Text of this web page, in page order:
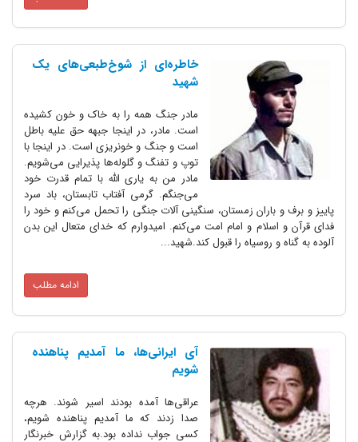
خاطره‌ای از شوخ‌طبعی‌های یک
شهید
مادر جنگ همه را به خاک و خون کشیده
است. مادر، در اینجا جبهه حق علیه باطل
است و جنگ و خونریزی است. در اینجا با
توپ و تفنگ و گلوله‌ها پذیرایی می‌شویم.
مادر من به یاری الله با تمام قدرت خود
می‌جنگم. گرمی آفتاب تابستان، باد سرد
پاییز و برف و باران زمستان، سنگینی آلات جنگی را تحمل می‌کنم و خود را
فدای قرآن و اسلام و امام امت می‌کنم. امیدوارم که خدای متعال این بدن
آلوده به گناه و روسیاه را قبول کند.شهید...
ادامه مطلب
آی ایرانی‌ها، ما آمدیم پناهنده
شویم
عراقی‌ها آمده بودند اسیر شوند. هرچه
صدا زدند که ما آمدیم پناهنده شویم،
کسی جواب نداده بود.به گزارش خبرنگار